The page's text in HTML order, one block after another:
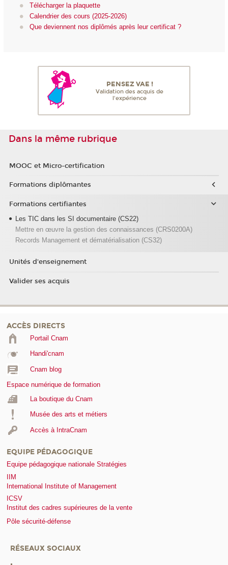
Télécharger la plaquette
Calendrier des cours (2025-2026)
Que deviennent nos diplômés après leur certificat ?
PENSEZ VAE !
Validation des acquis de
l'expérience
Dans la même rubrique
MOOC et Micro-certification
Formations diplômantes
Formations certifiantes
Les TIC dans les SI documentaire (CS22)
Mettre en œuvre la gestion des connaissances (CRS0200A)
Records Management et dématérialisation (CS32)
Unités d'enseignement
Valider ses acquis
ACCÈS DIRECTS
Portail Cnam
Handi'cnam
Cnam blog
Espace numérique de formation
La boutique du Cnam
Musée des arts et métiers
Accès à IntraCnam
EQUIPE PÉDAGOGIQUE
Equipe pédagogique nationale Stratégies
IIM
International Institute of Management
ICSV
Institut des cadres supérieures de la vente
Pôle sécurité-défense
RÉSEAUX SOCIAUX